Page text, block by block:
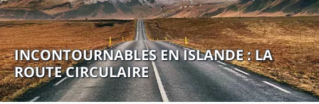
INCONTOURNABLES EN ISLANDE : LA
ROUTE CIRCULAIRE